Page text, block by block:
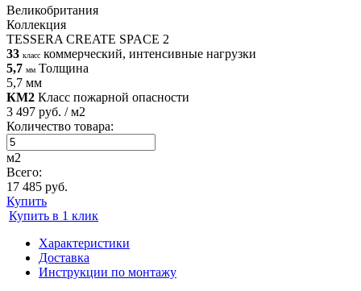
Великобритания
Коллекция
TESSERA CREATE SPACE 2
33 класс коммерческий, интенсивные нагрузки
5,7 мм Толщина
5,7 мм
КМ2 Класс пожарной опасности
3 497 руб. / м2
Количество товара:
м2
Всего:
17 485 руб.
Купить
Купить в 1 клик
Характеристики
Доставка
Инструкции по монтажу